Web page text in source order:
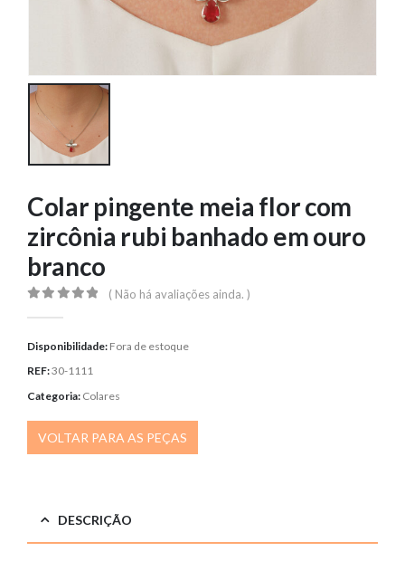
Colar pingente meia flor com
zircônia rubi banhado em ouro
branco
( Não há avaliações ainda. )
Disponibilidade: Fora de estoque
REF:30-1111
Categoria: Colares
VOLTAR PARA AS PEÇAS
DESCRIÇÃO